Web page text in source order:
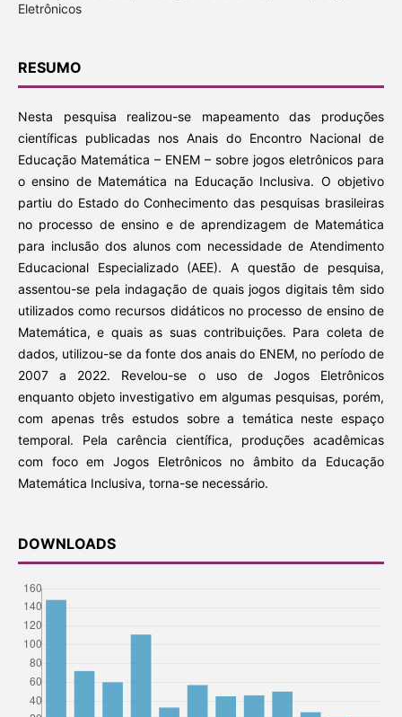
Eletrônicos
RESUMO
Nesta pesquisa realizou-se mapeamento das produções
científicas publicadas nos Anais do Encontro Nacional de
Educação Matemática – ENEM – sobre jogos eletrônicos para
o ensino de Matemática na Educação Inclusiva. O objetivo
partiu do Estado do Conhecimento das pesquisas brasileiras
no processo de ensino e de aprendizagem de Matemática
para inclusão dos alunos com necessidade de Atendimento
Educacional Especializado (AEE). A questão de pesquisa,
assentou-se pela indagação de quais jogos digitais têm sido
utilizados como recursos didáticos no processo de ensino de
Matemática, e quais as suas contribuições. Para coleta de
dados, utilizou-se da fonte dos anais do ENEM, no período de
2007 a 2022. Revelou-se o uso de Jogos Eletrônicos
enquanto objeto investigativo em algumas pesquisas, porém,
com apenas três estudos sobre a temática neste espaço
temporal. Pela carência científica, produções acadêmicas
com foco em Jogos Eletrônicos no âmbito da Educação
Matemática Inclusiva, torna-se necessário.
DOWNLOADS